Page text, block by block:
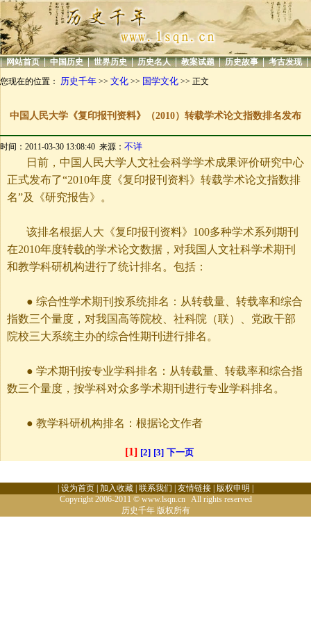
| 网站首页 | 中国历史 | 世界历史 | 历史名人 | 教案试题 | 历史故事 | 考古发现 |
您现在的位置： 历史千年 >> 文化 >> 国学文化 >> 正文
中国人民大学《复印报刊资料》（2010）转载学术论文指数排名发布
时间：2011-03-30 13:08:40 来源： 不详
日前，中国人民大学人文社会科学学术成果评价研究中心
正式发布了“2010年度《复印报刊资料》转载学术论文指数排
名”及《研究报告》。
该排名根据人大《复印报刊资料》 100多种学术系列期刊
在2010年度转载的学术论文数据，对我国人文社科学术期刊
和教学科研机构进行了统计排名。包括：
● 综合性学术期刊按系统排名：从转载量、转载率和综合
指数三个量度，对我国高等院校、社科院（联）、党政干部
院校三大系统主办的综合性期刊进行排名。
● 学术期刊按专业学科排名：从转载量、转载率和综合指
数三个量度，按学科对众多学术期刊进行专业学科排名。
● 教学科研机构排名：根据论文作者
[1] [2] [3] 下一页
设为首页 加入收藏 联系我们 友情链接 版权申明
Copyright 2006-2011 © www.lsqn.cn All rights reserved
历史千年版权所有